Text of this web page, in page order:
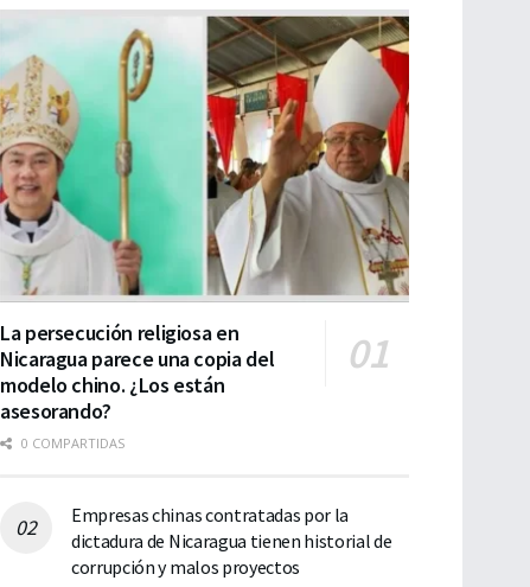
La persecución religiosa en
Nicaragua parece una copia del
modelo chino. ¿Los están
asesorando?
0 COMPARTIDAS
Empresas chinas contratadas por la
dictadura de Nicaragua tienen historial de
corrupción y malos proyectos